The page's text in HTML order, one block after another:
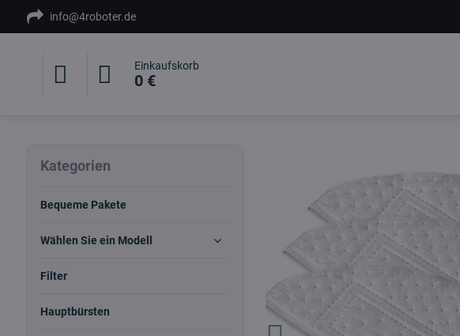
info@4roboter.de
Einkaufskorb
0 €
Kategorien
Bequeme Pakete
Wählen Sie ein Modell
Filter
Hauptbürsten